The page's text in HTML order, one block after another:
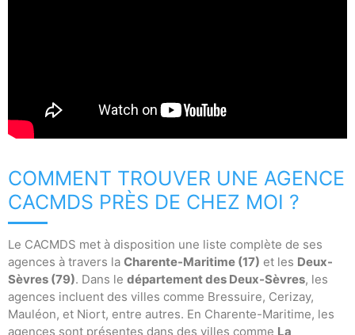
COMMENT TROUVER UNE AGENCE
CACMDS PRÈS DE CHEZ MOI ?
Le CACMDS met à disposition une liste complète de ses
agences à travers la Charente-Maritime (17) et les Deux-
Sèvres (79). Dans le département des Deux-Sèvres, les
agences incluent des villes comme Bressuire, Cerizay,
Mauléon, et Niort, entre autres. En Charente-Maritime, les
agences sont présentes dans des villes comme La